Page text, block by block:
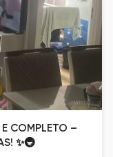
E COMPLETO –
✨🚇